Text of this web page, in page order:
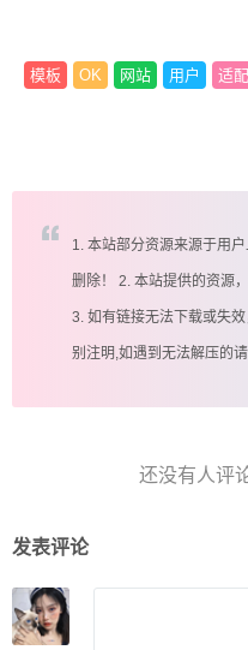
模板 OK 网站 用户 适配
1. 本站部分资源来源于用
删除！ 2. 本站提供的资源
3. 如有链接无法下载或失
别注明,如遇到无法解压的请
发表评论